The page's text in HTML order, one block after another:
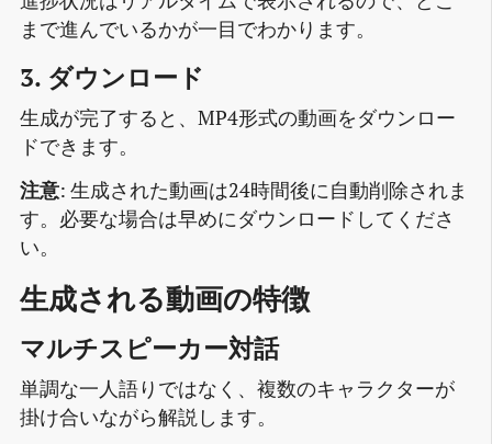
まで進んでいるかが一目でわかります。
3. ダウンロード
生成が完了すると、MP4形式の動画をダウンロー
ドできます。
注意: 生成された動画は24時間後に自動削除されま
す。必要な場合は早めにダウンロードしてくださ
い。
生成される動画の特徴
マルチスピーカー対話
単調な一人語りではなく、複数のキャラクターが
掛け合いながら解説します。